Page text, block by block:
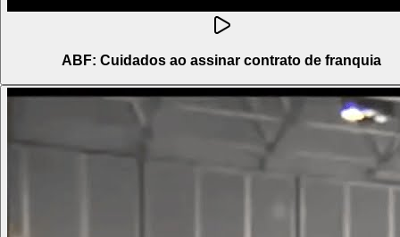
ABF: Cuidados ao assinar contrato de franquia